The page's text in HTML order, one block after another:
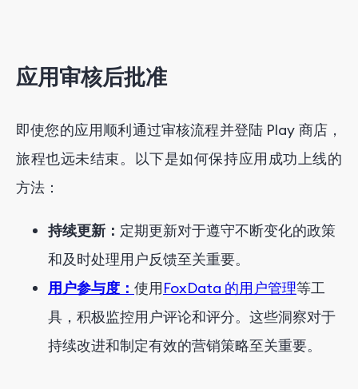
应用审核后批准
即使您的应用顺利通过审核流程并登陆 Play 商店，
旅程也远未结束。以下是如何保持应用成功上线的
方法：
持续更新： 定期更新对于遵守不断变化的政策
和及时处理用户反馈至关重要。
用户参与度： 使用FoxData 的用户管理等工
具，积极监控用户评论和评分。这些洞察对于
持续改进和制定有效的营销策略至关重要。